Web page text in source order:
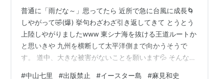
普通に「雨だな～」思ってたら 近所で急に台風に成長🌀
しやがって🤣(爆) 挙句わざわざ引き返してきて とうとう
上陸しやがりましたwww 東シナ海を抜ける王道ルートか
と思いきや 九州を横断して太平洋側まで向かうそうで
す。 道中、大きな被害がないことを願います💦 そんな雨
#中山七里 #出版禁止 #イースター島 #麻見和史